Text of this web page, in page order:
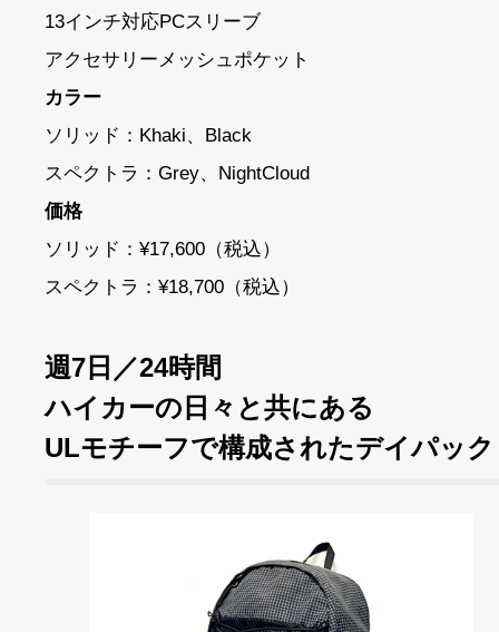
13インチ対応PCスリーブ
アクセサリーメッシュポケット
カラー
ソリッド：Khaki、Black
スペクトラ：Grey、NightCloud
価格
ソリッド：¥17,600（税込）
スペクトラ：¥18,700（税込）
週7日／24時間
ハイカーの日々と共にある
ULモチーフで構成されたデイパック